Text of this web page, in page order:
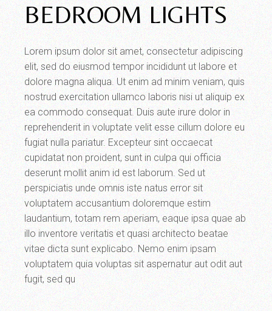
BEDROOM LIGHTS
Lorem ipsum dolor sit amet, consectetur adipiscing
elit, sed do eiusmod tempor incididunt ut labore et
dolore magna aliqua. Ut enim ad minim veniam, quis
nostrud exercitation ullamco laboris nisi ut aliquip ex
ea commodo consequat. Duis aute irure dolor in
reprehenderit in voluptate velit esse cillum dolore eu
fugiat nulla pariatur. Excepteur sint occaecat
cupidatat non proident, sunt in culpa qui officia
deserunt mollit anim id est laborum. Sed ut
perspiciatis unde omnis iste natus error sit
voluptatem accusantium doloremque estim
laudantium, totam rem aperiam, eaque ipsa quae ab
illo inventore veritatis et quasi architecto beatae
vitae dicta sunt explicabo. Nemo enim ipsam
voluptatem quia voluptas sit aspernatur aut odit aut
fugit, sed qu